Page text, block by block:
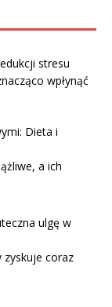
stresu
wpłynąć
Dieta i
a ich
ulgę w
zyskuje coraz